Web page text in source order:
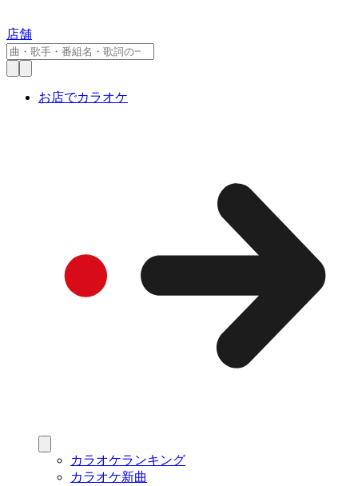
店舗
お店でカラオケ
カラオケランキング
カラオケ新曲